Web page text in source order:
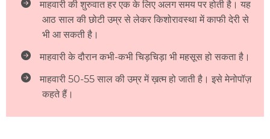
माहवारी की शुरुवात हर एक के लिए अलग समय पर होती है। यह
आठ साल की छोटी उम्र से लेकर किशोरावस्था में काफी देरी से
भी आ सकती है।
माहवारी के दौरान कभी-कभी चिड़चिड़ा भी महसूस हो सकता है।
माहवारी 50-55 साल की उम्र में ख़त्म हो जाती है। इसे मेनोपॉज़
कहते हैं।